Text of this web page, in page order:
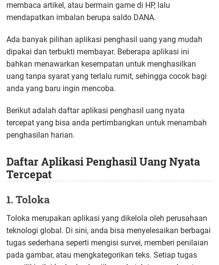
membaca artikel, atau bermain game di HP, lalu
mendapatkan imbalan berupa saldo DANA.
Ada banyak pilihan aplikasi penghasil uang yang mudah
dipakai dan terbukti membayar. Beberapa aplikasi ini
bahkan menawarkan kesempatan untuk menghasilkan
uang tanpa syarat yang terlalu rumit, sehingga cocok bagi
anda yang baru ingin mencoba.
Berikut adalah daftar aplikasi penghasil uang nyata
tercepat yang bisa anda pertimbangkan untuk menambah
penghasilan harian.
Daftar Aplikasi Penghasil Uang Nyata
Tercepat
1. Toloka
Toloka merupakan aplikasi yang dikelola oleh perusahaan
teknologi global. Di sini, anda bisa menyelesaikan berbagai
tugas sederhana seperti mengisi survei, memberi penilaian
pada gambar, atau mengkategorikan teks. Setiap tugas